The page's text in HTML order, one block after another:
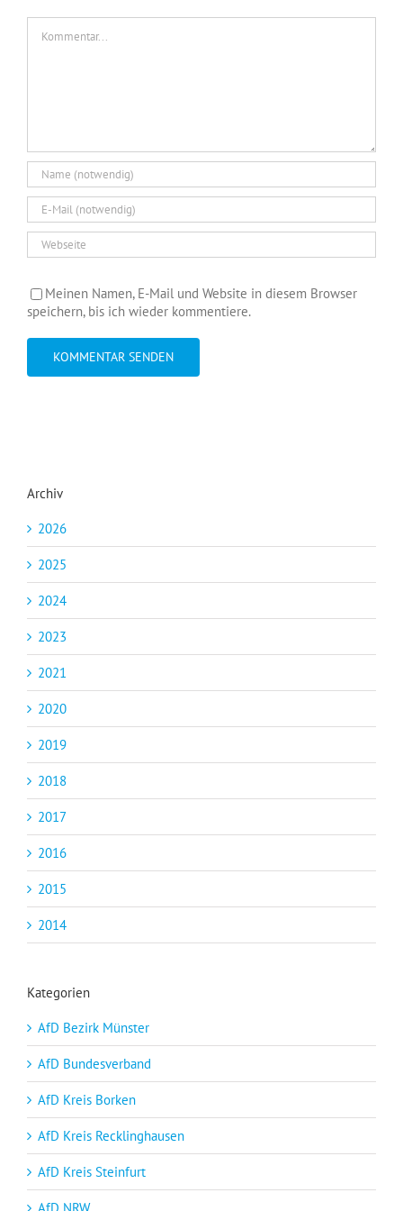
Meinen Namen, E-Mail und Website in diesem Browser
speichern, bis ich wieder kommentiere.
Archiv
2026
2025
2024
2023
2021
2020
2019
2018
2017
2016
2015
2014
Kategorien
AfD Bezirk Münster
AfD Bundesverband
AfD Kreis Borken
AfD Kreis Recklinghausen
AfD Kreis Steinfurt